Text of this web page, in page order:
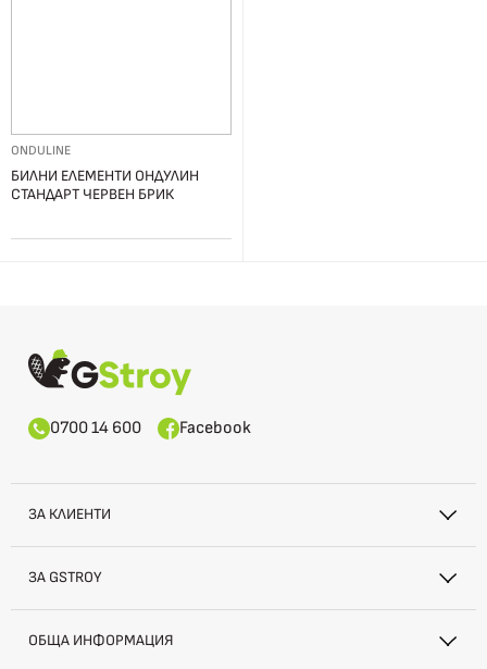
ONDULINE
БИЛНИ ЕЛЕМЕНТИ ОНДУЛИН
СТАНДАРТ ЧЕРВЕН БРИК
0700 14 600 Facebook
ЗА КЛИЕНТИ
ЗА GSTROY
ОБЩА ИНФОРМАЦИЯ